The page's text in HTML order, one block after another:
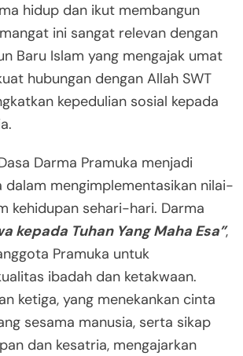
hidup dan ikut membangun
ini sangat relevan dengan
Baru Islam yang mengajak umat
hubungan dengan Allah SWT
kepedulian sosial kepada
Darma Pramuka menjadi
dalam mengimplementasikan nilai-
kehidupan sehari-hari. Darma
kepada Tuhan Yang Maha Esa”,
Pramuka untuk
ibadah dan ketakwaan.
ketiga, yang menekankan cinta
sesama manusia, serta sikap
dan kesatria, mengajarkan